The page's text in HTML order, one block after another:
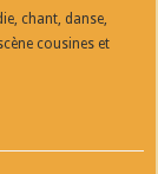
chant, danse,
cousines et